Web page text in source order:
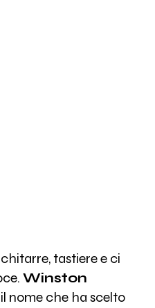
tastiere e ci
Winston
nome che ha scelto